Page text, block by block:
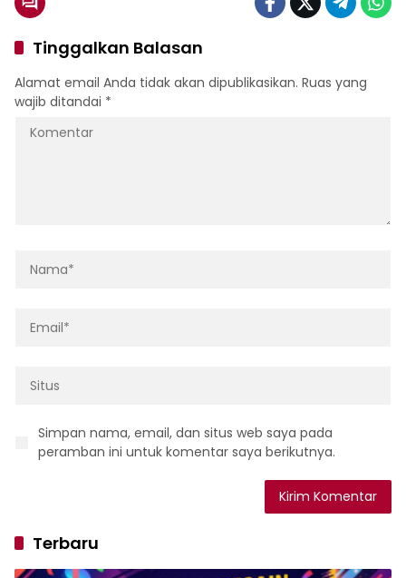
Tinggalkan Balasan
Alamat email Anda tidak akan dipublikasikan. Ruas yang
wajib ditandai *
Simpan nama, email, dan situs web saya pada
peramban ini untuk komentar saya berikutnya.
Terbaru